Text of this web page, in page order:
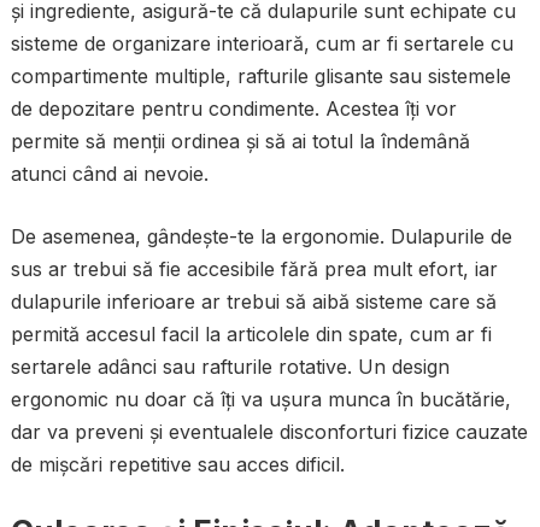
și ingrediente, asigură-te că dulapurile sunt echipate cu
sisteme de organizare interioară, cum ar fi sertarele cu
compartimente multiple, rafturile glisante sau sistemele
de depozitare pentru condimente. Acestea îți vor
permite să menții ordinea și să ai totul la îndemână
atunci când ai nevoie.
De asemenea, gândește-te la ergonomie. Dulapurile de
sus ar trebui să fie accesibile fără prea mult efort, iar
dulapurile inferioare ar trebui să aibă sisteme care să
permită accesul facil la articolele din spate, cum ar fi
sertarele adânci sau rafturile rotative. Un design
ergonomic nu doar că îți va ușura munca în bucătărie,
dar va preveni și eventualele disconforturi fizice cauzate
de mișcări repetitive sau acces dificil.